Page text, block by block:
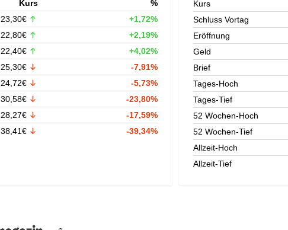
Kurs
%
23,30€
+1,72%
22,80€
+2,19%
22,40€
+4,02%
25,30€
-7,91%
24,72€
-5,73%
30,58€
-23,80%
28,27€
-17,59%
38,41€ -39,34%
Kurs
Schluss Vortag
Eröffnung
Geld
Brief
Tages-Hoch
Tages-Tief
52 Wochen-Hoch
52 Wochen-Tief
Allzeit-Hoch
Allzeit-Tief